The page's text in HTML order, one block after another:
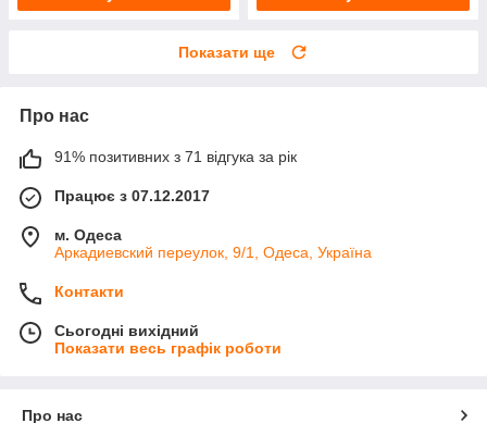
Показати ще
Про нас
91% позитивних з 71 відгука за рік
Працює з 07.12.2017
м. Одеса
Аркадиевский переулок, 9/1, Одеса, Україна
Контакти
Сьогодні вихідний
Показати весь графік роботи
Про нас